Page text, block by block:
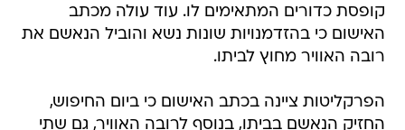
קופסת כדורים המתאימים לו. עוד עולה מכתב
האישום כי בהזדמנויות שונות נשא והוביל הנאשם את
רובה האוויר מחוץ לביתו.
​הפרקליטות ציינה בכתב האישום כי ביום החיפוש,
החזיק הנאשם בביתו, בנוסף לרובה האוויר, גם שתי